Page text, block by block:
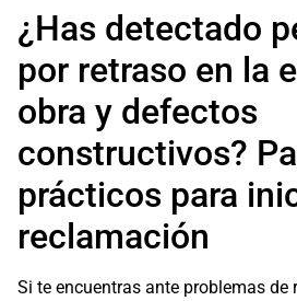
¿Has detectado
por retraso en la
obra y defectos
constructivos?
prácticos para
reclamación
Si te encuentras ante problemas de